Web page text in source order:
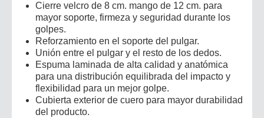
Cierre velcro de 8 cm. mango de 12 cm. para
mayor soporte, firmeza y seguridad durante los
golpes.
Reforzamiento en el soporte del pulgar.
Unión entre el pulgar y el resto de los dedos.
Espuma laminada de alta calidad y anatómica
para una distribución equilibrada del impacto y
flexibilidad para un mejor golpe.
Cubierta exterior de cuero para mayor durabilidad
del producto.